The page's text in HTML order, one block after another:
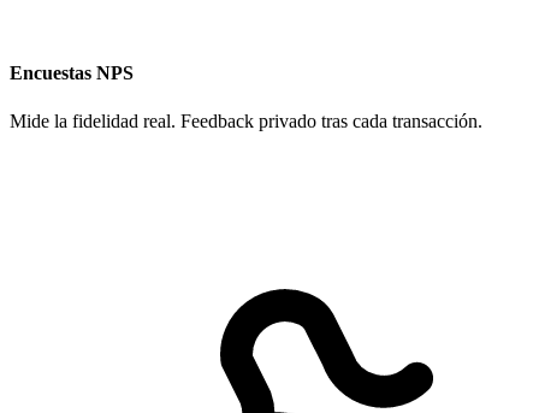
Encuestas NPS
Mide la fidelidad real. Feedback privado tras cada transacción.